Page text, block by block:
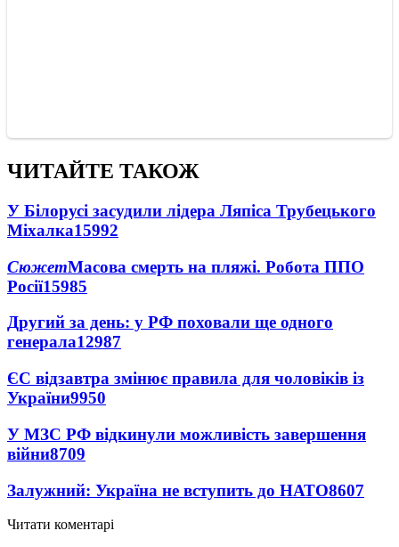
ЧИТАЙТЕ ТАКОЖ
У Білорусі засудили лідера Ляпіса Трубецького
Міхалка15992
СюжетМасова смерть на пляжі. Робота ППО
Росії15985
Другий за день: у РФ поховали ще одного
генерала12987
ЄС відзавтра змінює правила для чоловіків із
України9950
У МЗС РФ відкинули можливість завершення
війни8709
Залужний: Україна не вступить до НАТО8607
Читати коментарі